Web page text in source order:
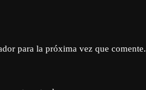
para la próxima vez que comente.